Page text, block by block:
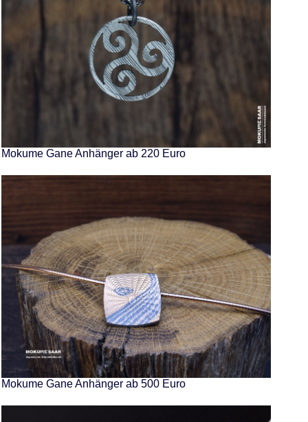
Mokume Gane Anhänger ab 220 Euro
Mokume Gane Anhänger ab 500 Euro